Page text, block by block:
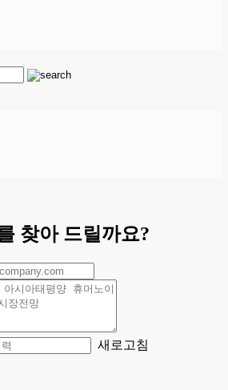
찾아 드릴까요?
새로고침